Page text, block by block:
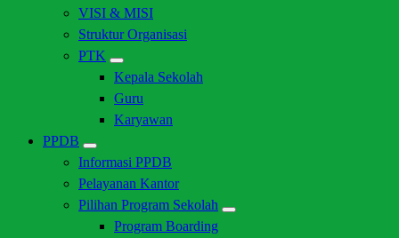
VISI & MISI
Struktur Organisasi
PTK
Kepala Sekolah
Guru
Karyawan
PPDB
Informasi PPDB
Pelayanan Kantor
Pilihan Program Sekolah
Program Boarding